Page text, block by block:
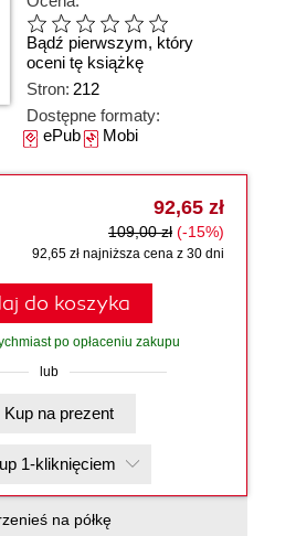
Bądź pierwszym, który
oceni tę książkę
Stron: 212
Dostępne formaty:
ePubMobi
92,65 zł
109,00 zł (-15%)
92,65 zł najniższa cena z 30 dni
do koszyka
po opłaceniu zakupu
lub
Kup na prezent
1-kliknięciem
na półkę